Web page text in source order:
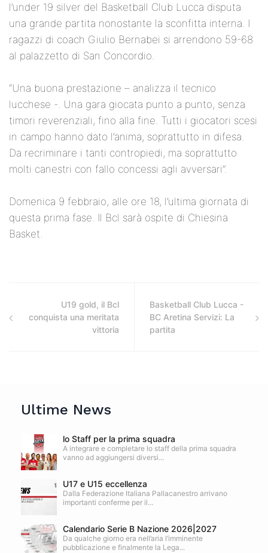
l’under 19 silver del Basketball Club Lucca disputa
una grande partita nonostante la sconfitta interna. I
ragazzi di coach Giulio Bernabei si arrendono 59-68
al palazzetto di San Concordio.
“Una buona prestazione – analizza il tecnico
lucchese -. Una gara giocata punto a punto, senza
timori reverenziali, fino alla fine. Tutti i giocatori scesi
in campo hanno dato l’anima, soprattutto in difesa.
Da recriminare i tanti contropiedi, ma soprattutto
molti canestri con fallo concessi agli avversari”.
Domenica 9 febbraio, alle ore 18, l’ultima giornata di
questa prima fase. Il Bcl sarà ospite di Chiesina
Basket.
U19 gold, il Bcl
conquista una meritata
vittoria
Basketball Club Lucca -
BC Aretina Servizi: La
partita
Ultime News
lo Staff per la prima squadra
A integrare e completare lo staff della prima squadra
vanno ad aggiungersi diversi...
U17 e U15 eccellenza
Dalla Federazione Italiana Pallacanestro arrivano
importanti conferme per il...
Calendario Serie B Nazione 2026|2027
Da qualche giorno era nell’aria l’imminente
pubblicazione e finalmente la Lega...